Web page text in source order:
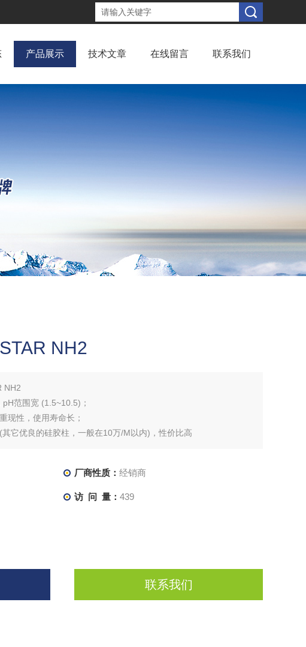
产品展示 技术文章 在线留言 联系我们
NH2
NH2
范围宽 (1.5~10.5)；
现性，使用寿命长；
它优良的硅胶柱，一般在10万/M以内)，性价比高
厂商性质： 经销商
访 问 量： 439
联系我们